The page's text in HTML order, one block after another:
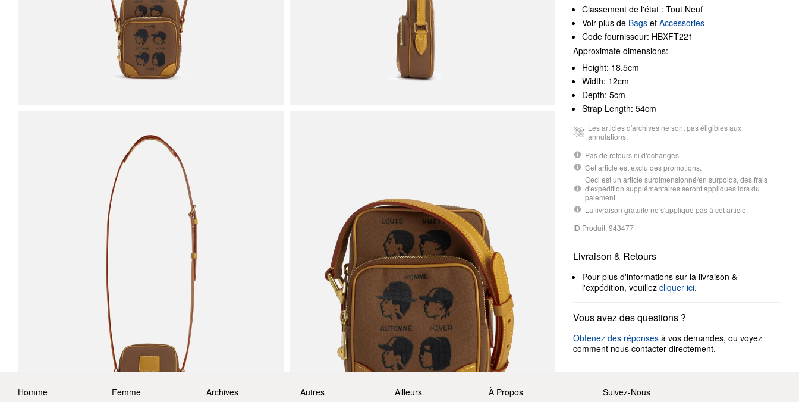
Classement de l'état : Tout Neuf
Voir plus de Bags et Accessories
Code fournisseur: HBXFT221
Approximate dimensions:
Height: 18.5cm
Width: 12cm
Depth: 5cm
Strap Length: 54cm
Les articles d'archives ne sont pas éligibles aux
annulations.
Pas de retours ni d'échanges.
Cet article est exclu des promotions.
Ceci est un article surdimensionné/en surpoids, des frais
d'expédition supplémentaires seront appliqués lors du
paiement.
La livraison gratuite ne s'applique pas à cet article.
ID Produit: 943477
Livraison & Retours
Pour plus d'informations sur la livraison &
l'expédition, veuillez cliquer ici.
Vous avez des questions ?
Obtenez des réponses à vos demandes, ou voyez
comment nous contacter directement.
Homme
Femme
Archives
Autres
Ailleurs
À Propos
Suivez-Nous